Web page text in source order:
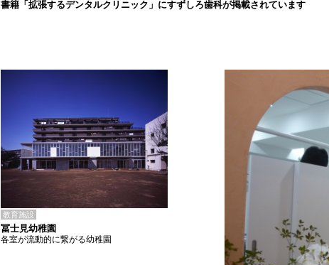
書籍「拡張するデンタルクリニック」にすずしろ歯科が掲載されています
教育施設
冨士見幼稚園
各室が流動的に繋がる幼稚園